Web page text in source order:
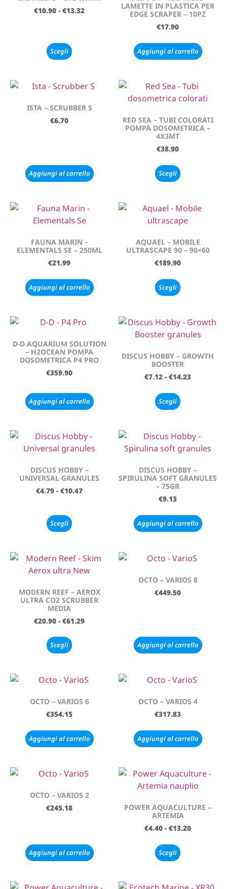
€10.90 - €13.32
Scegli
LAMETTE IN PLASTICA PER
EDGE SCRAPER – 10PZ
€17.90
Aggiungi al carrello
ISTA – SCRUBBER S
€6.70
Aggiungi al carrello
RED SEA – TUBI COLORATI
POMPA DOSOMETRICA –
4X3MT
€38.90
Scegli
FAUNA MARIN –
ELEMENTALS SE – 250ML
€21.99
Aggiungi al carrello
AQUAEL – MOBILE
ULTRASCAPE 90 – 90×60
€189.90
Scegli
D-D AQUARIUM SOLUTION
– H2OCEAN POMPA
DOSOMETRICA P4 PRO
€359.90
Aggiungi al carrello
DISCUS HOBBY – GROWTH
BOOSTER
€7.12 - €14.23
Scegli
DISCUS HOBBY –
UNIVERSAL GRANULES
€4.79 - €10.47
Scegli
DISCUS HOBBY –
SPIRULINA SOFT GRANULES
– 75GR
€9.13
Aggiungi al carrello
MODERN REEF – AEROX
ULTRA CO2 SCRUBBER
MEDIA
€20.90 - €61.29
Scegli
OCTO – VARIOS 8
€449.50
Aggiungi al carrello
OCTO – VARIOS 6
€354.15
Aggiungi al carrello
OCTO – VARIOS 4
€317.83
Aggiungi al carrello
OCTO – VARIOS 2
€245.18
Aggiungi al carrello
POWER AQUACULTURE –
ARTEMIA
€4.40 - €13.20
Scegli